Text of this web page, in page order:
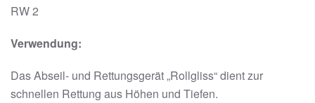
RW 2
Verwendung:
Das Abseil- und Rettungsgerät „Rollgliss“ dient zur
schnellen Rettung aus Höhen und Tiefen.